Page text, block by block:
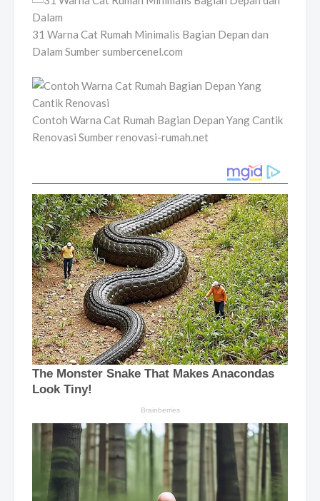
31 Warna Cat Rumah Minimalis Bagian Depan dan
Dalam Sumber sumbercenel.com
Contoh Warna Cat Rumah Bagian Depan Yang Cantik
Renovasi Sumber renovasi-rumah.net